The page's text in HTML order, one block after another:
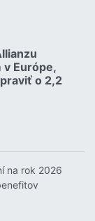
v Európe,
o 2,2
na rok 2026